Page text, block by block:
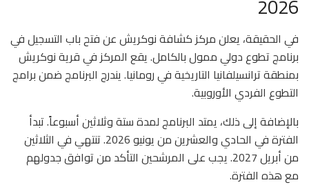
2026
في الحقيقة، يعلن مركز كشافة نوكريش عن فتح باب التسجيل في
برنامج تطوع دولي ممول بالكامل. يقع المركز في قرية نوكريش
بمنطقة ترانسيلفانيا التاريخية في رومانيا. يندرج البرنامج ضمن برامج
التطوع الفردي الأوروبية.
بالإضافة إلى ذلك، يمتد البرنامج لمدة ستة وثلاثين أسبوعاً. تبدأ
الفترة في الحادي والعشرين من يونيو 2026. تنتهي في الثلاثين
من أبريل 2027. يجب على المرشحين التأكد من توافق جدولهم
مع هذه الفترة.